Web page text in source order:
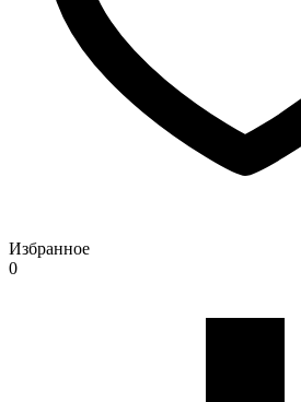
Избранное
0